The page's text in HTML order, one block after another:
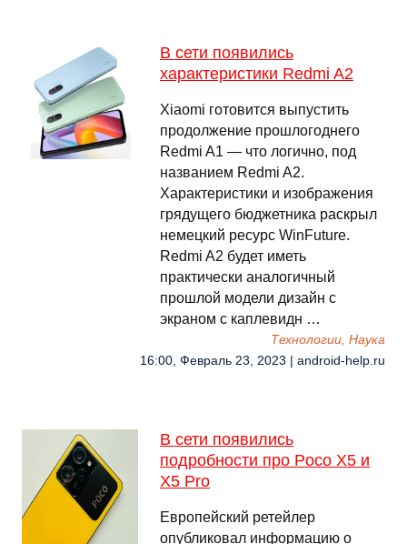
В сети появились
характеристики Redmi A2
Xiaomi готовится выпустить
продолжение прошлогоднего
Redmi A1 — что логично, под
названием Redmi A2.
Характеристики и изображения
грядущего бюджетника раскрыл
немецкий ресурс WinFuture.
Redmi A2 будет иметь
практически аналогичный
прошлой модели дизайн с
экраном с каплевидн …
Технологии, Наука
16:00, Февраль 23, 2023 | android-help.ru
В сети появились
подробности про Poco X5 и
X5 Pro
Европейский ретейлер
опубликовал информацию о